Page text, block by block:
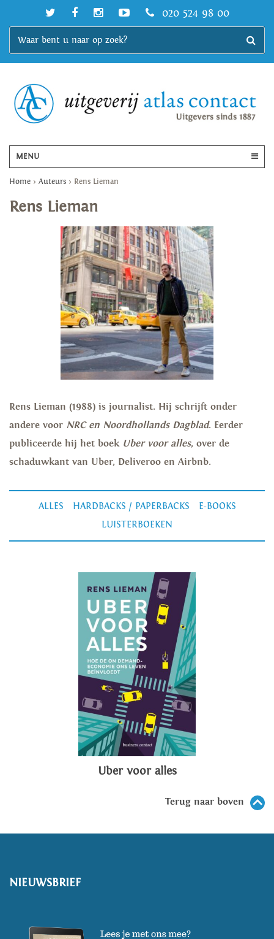
020 524 98 00
MENU
Home > Auteurs > Rens Lieman
Rens Lieman
Rens Lieman (1988) is journalist. Hij schrijft onder
andere voor NRC en Noordhollands Dagblad. Eerder
publiceerde hij het boek Uber voor alles, over de
schaduwkant van Uber, Deliveroo en Airbnb.
ALLES HARDBACKS / PAPERBACKS
E-BOOKS
LUISTERBOEKEN
Uber voor alles
Terug naar boven
NIEUWSBRIEF